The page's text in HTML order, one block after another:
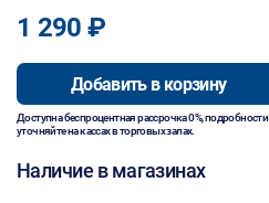
1 290 ₽
Добавить в корзину
Доступна беспроцентная рассрочка 0%, подробности
уточняйте на кассах в торговых залах.
Наличие в магазинах